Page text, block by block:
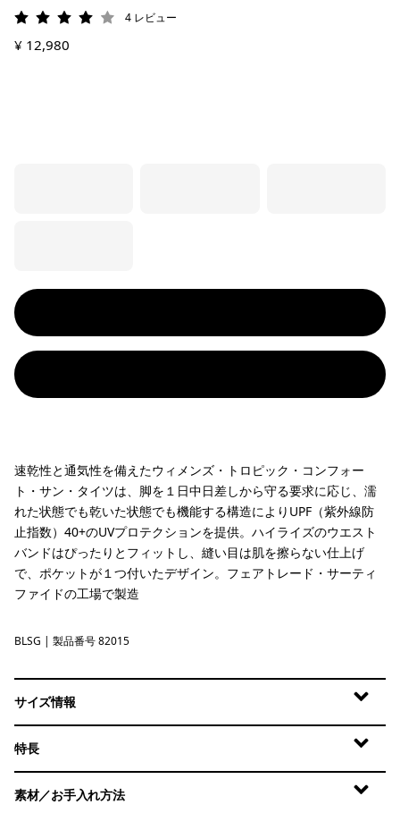
評価: 4 / 5 4 レビュー
¥ 12,980
速乾性と通気性を備えたウィメンズ・トロピック・コンフォー
ト・サン・タイツは、脚を１日中日差しから守る要求に応じ、濡
れた状態でも乾いた状態でも機能する構造によりUPF（紫外線防
止指数）40+のUVプロテクションを提供。ハイライズのウエスト
バンドはぴったりとフィットし、縫い目は肌を擦らない仕上げ
で、ポケットが１つ付いたデザイン。フェアトレード・サーティ
ファイドの工場で製造
Blue Sage
BLSG | 製品番号 82015
サイズ情報
特長
素材／お手入れ方法